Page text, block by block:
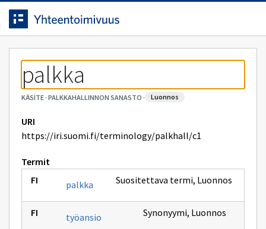
Siirrytty
sivulle
Siirry suoraan sisältöön.
palkka
KÄSITE· PALKKAHALLINNON SANASTO · luonnos
URI
https://iri.suomi.fi/terminology/palkhall/c1
Termit
palkka
Suositettava termi, Luonnos
työansio Synonyymi, Luonnos